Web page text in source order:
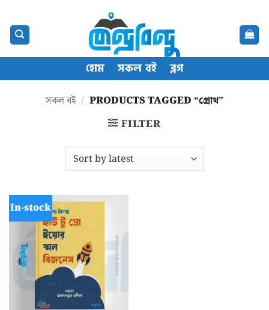
content
হোম সকল বই ব্লগ
সকল বই / PRODUCTS TAGGED “গ্রোথ”
FILTER
In-stock